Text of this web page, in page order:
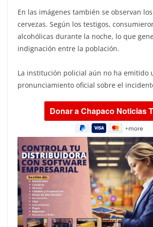
En las imágenes también se observan
cervezas. Según los testigos,
alcohólicas durante la noche, lo que
indignación entre la población.
La institución policial aún no ha emitido
pronunciamiento oficial sobre el